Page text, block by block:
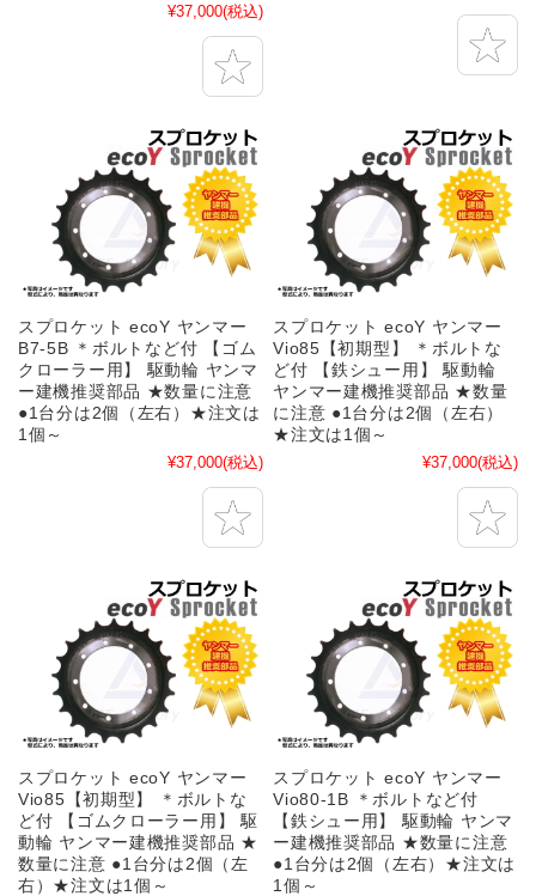
¥37,000(税込)
スプロケット ecoY ヤンマー
B7-5B ＊ボルトなど付 【ゴム
クローラー用】 駆動輪 ヤンマ
ー建機推奨部品 ★数量に注意
●1台分は2個（左右）★注文は
1個～
¥37,000(税込)
スプロケット ecoY ヤンマー
Vio85【初期型】 ＊ボルトな
ど付 【鉄シュー用】 駆動輪
ヤンマー建機推奨部品 ★数量
に注意 ●1台分は2個（左右）
★注文は1個～
¥37,000(税込)
スプロケット ecoY ヤンマー
Vio85【初期型】 ＊ボルトな
ど付 【ゴムクローラー用】 駆
動輪 ヤンマー建機推奨部品 ★
数量に注意 ●1台分は2個（左
右）★注文は1個～
スプロケット ecoY ヤンマー
Vio80-1B ＊ボルトなど付
【鉄シュー用】 駆動輪 ヤンマ
ー建機推奨部品 ★数量に注意
●1台分は2個（左右）★注文は
1個～